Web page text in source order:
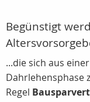
Begünstigt
...die sich aus
Dahrlehensphase
Regel